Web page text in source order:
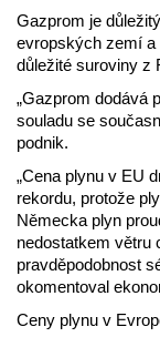
Gazprom je
evropských zemí a
důležité suroviny z
„Gazprom dodává
souladu se
podnik.
„Cena plynu v EU
rekordu, protože
Německa plyn
nedostatkem větru
pravděpodobnost
okomentoval
Ceny plynu v